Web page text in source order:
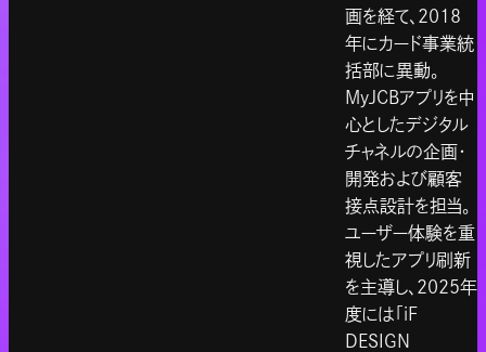
画を経て、2018
年にカード事業統
括部に異動。
MyJCBアプリを中
心としたデジタル
チャネルの企画・
開発および顧客
接点設計を担当。
ユーザー体験を重
視したアプリ刷新
を主導し、2025年
度には「iF
DESIGN